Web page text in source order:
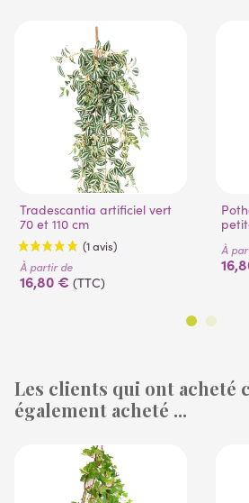
Tradescantia artificiel vert
70 et 110 cm
(1 avis)
À partir de
16,80 € (TTC)
Pothos chute artificiel vert
À
Les clients qui ont acheté
également acheté ...